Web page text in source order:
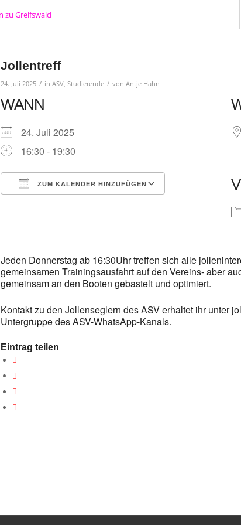
Jollentreff
24. Juli 2025 / in ASV, Studierende / von Antje Hahn
WANN
24. Juli 2025
16:30 - 19:30
ZUM KALENDER HINZUFÜGEN
Jeden Donnerstag ab 16:30Uhr treffen sich alle
gemeinsamen Trainingsausfahrt auf den Vereins- aber
gemeinsam an den Booten gebastelt und optimiert.
Kontakt zu den Jollenseglern des ASV erhaltet ihr unter
Untergruppe des ASV-WhatsApp-Kanals.
Eintrag teilen